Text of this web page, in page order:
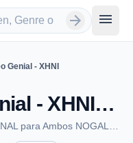
arrow_forward menu
Genial - XHNI
Estereo Genial - XHNI - FM 105.1 - Nogales, SO